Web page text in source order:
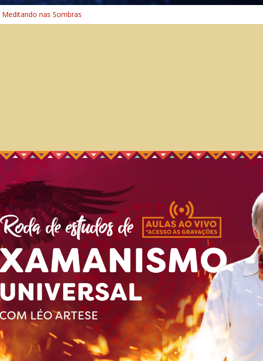
Imaginação na Cura